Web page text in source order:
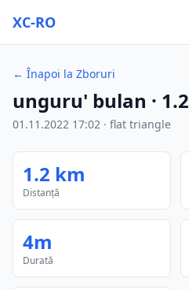
XC-RO
← Înapoi la Zboruri
unguru' bulan · 1.2
01.11.2022 17:02 · flat triangle
1.2 km
Distanță
4m
Durată